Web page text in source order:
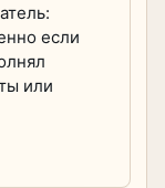
если
или